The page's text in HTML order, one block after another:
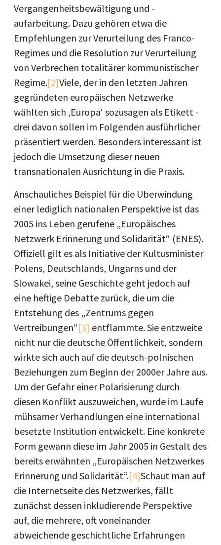
Vergangenheitsbewältigung und -
aufarbeitung. Dazu gehören etwa die
Empfehlungen zur Verurteilung des Franco-
Regimes und die Resolution zur Verurteilung
von Verbrechen totalitärer kommunistischer
Regime.[2]Viele, der in den letzten Jahren
gegründeten europäischen Netzwerke
wählten sich ‚Europa‘ sozusagen als Etikett -
drei davon sollen im Folgenden ausführlicher
präsentiert werden. Besonders interessant ist
jedoch die Umsetzung dieser neuen
transnationalen Ausrichtung in die Praxis.
Anschauliches Beispiel für die Überwindung
einer lediglich nationalen Perspektive ist das
2005 ins Leben gerufene „Europäisches
Netzwerk Erinnerung und Solidarität“ (ENES).
Offiziell gilt es als Initiative der Kultusminister
Polens, Deutschlands, Ungarns und der
Slowakei, seine Geschichte geht jedoch auf
eine heftige Debatte zurück, die um die
Entstehung des „Zentrums gegen
Vertreibungen“[3] entflammte. Sie entzweite
nicht nur die deutsche Öffentlichkeit, sondern
wirkte sich auch auf die deutsch-polnischen
Beziehungen zum Beginn der 2000er Jahre aus.
Um der Gefahr einer Polarisierung durch
diesen Konflikt auszuweichen, wurde im Laufe
mühsamer Verhandlungen eine international
besetzte Institution entwickelt. Eine konkrete
Form gewann diese im Jahr 2005 in Gestalt des
bereits erwähnten „Europäischen Netzwerkes
Erinnerung und Solidarität“.[4]Schaut man auf
die Internetseite des Netzwerkes, fällt
zunächst dessen inkludierende Perspektive
auf, die mehrere, oft voneinander
abweichende geschichtliche Erfahrungen